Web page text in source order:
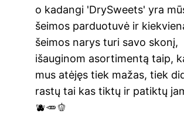
o kadangi 'DrySweets' yra
šeimos parduotuvė ir
šeimos narys turi savo skonį,
išauginom asortimentą taip,
mus atėjęs tiek mažas, tiek
rastų tai kas tiktų ir patiktų
🫐🥕🫑